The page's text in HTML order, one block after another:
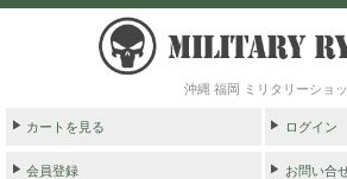
沖縄 福岡 ミリタリーショ
カートを見る ログイン
会員登録 お問い合